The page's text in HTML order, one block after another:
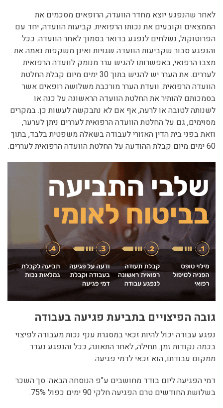
לאחר שהנפגע יוצא מחדר הוועדה, הרופאים מסכמים את
הממצאים וקובעים את נכותו הרפואית. קביעות הוועדה, יחד עם
הפרוטוקול, נשלחים לנפגע בדואר בסמוך לאחר הוועדה. ככל
והנפגע סבור שקביעות הוועדה שגויות ואינן משקפות נאמה את
מצבו הרפואי, באפשרותו להגיש ערר מנומק לוועדה הרפואית
לעררים. את הערר יש להגיש בתוך 30 ימים מיום קבלת החלטת
הוועדה הרפואית. וועדת הערר מורכבת משלושה רופאים אשר
בסמכותם להותיר את החלטת הוועדה הראשונה על כנה או
לשנותה לטובה או לרעה, אף אם לא נתבקשה לעשות כן. במקרים
מסוימים, גם על החלטת הוועדה הרפואית לעררים ניתן לערער,
וזאת בפני בית הדין האזורי לעבודה בשאלה משפטית בלבד, בתוך
60 ימים מיום קבלת ההודעה על החלטת הוועדה הרפואית לעררים.
גובה הפיצויים בתביעת פגיעה בעבודה
נפגע עבודה יכול להיות זכאי במסגרת ענף נכות מעבודה לפיצוי
בכמה נקודות זמן. תחילה, לאחר התאונה, ככל והנפגע נעדר
ממקום עבודתו, הוא זכאי לדמי פגיעה.
דמי הפגיעה ליום בודד מחושבים ע"פ הנוסחה הבאה: סך השכר
בשלושת החודשים טרם הפגיעה חלקי 90 ימים כפול 75%.